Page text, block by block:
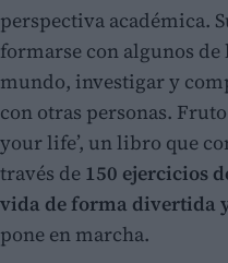
perspectiva académica.
formarse con algunos
mundo, investigar y
con otras personas.
your life’, un libro que
través de 150 ejercicios
vida de forma divertida
pone en marcha.